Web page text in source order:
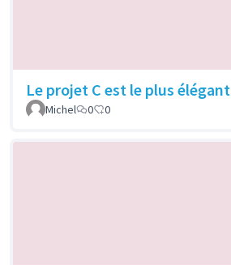
Le projet C est le plus élégant
Michel 0 0